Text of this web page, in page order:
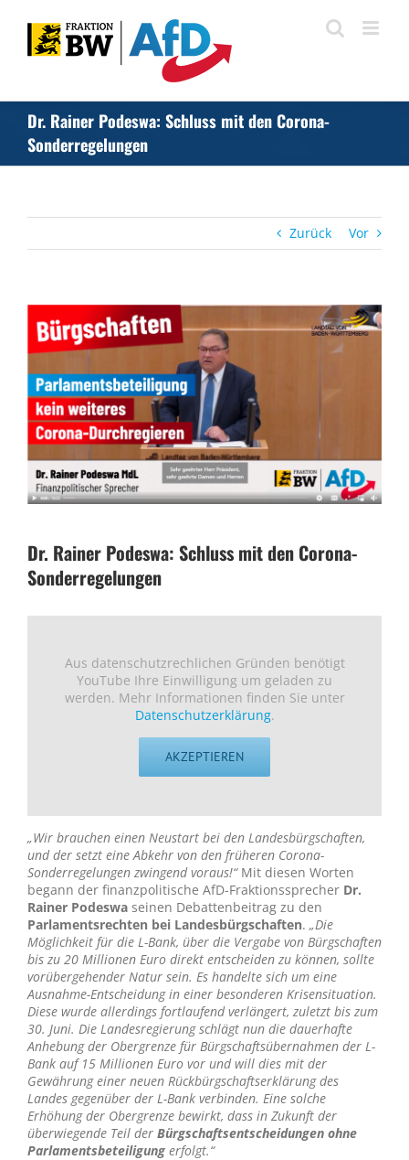
Inhalt
springen
Dr. Rainer Podeswa: Schluss mit den Corona-
Sonderregelungen
Zurück Vor
grösseres
Bild
Dr. Rainer Podeswa: Schluss mit den Corona-
Sonderregelungen
Aus datenschutzrechlichen Gründen benötigt
YouTube Ihre Einwilligung um geladen zu
werden. Mehr Informationen finden Sie unter
Datenschutzerklärung.
AKZEPTIEREN
„Wir brauchen einen Neustart bei den Landesbürgschaften,
und der setzt eine Abkehr von den früheren Corona-
Sonderregelungen zwingend voraus!“Mit diesen Worten
begann der finanzpolitische AfD-Fraktionssprecher Dr.
Rainer Podeswa seinen Debattenbeitrag zu den
Parlamentsrechten bei Landesbürgschaften. „Die
Möglichkeit für die L-Bank, über die Vergabe von Bürgschaften
bis zu 20 Millionen Euro direkt entscheiden zu können, sollte
vorübergehender Natur sein. Es handelte sich um eine
Ausnahme-Entscheidung in einer besonderen Krisensituation.
Diese wurde allerdings fortlaufend verlängert, zuletzt bis zum
30. Juni. Die Landesregierung schlägt nun die dauerhafte
Anhebung der Obergrenze für Bürgschaftsübernahmen der L-
Bank auf 15 Millionen Euro vor und will dies mit der
Gewährung einer neuen Rückbürgschaftserklärung des
Landes gegenüber der L-Bank verbinden. Eine solche
Erhöhung der Obergrenze bewirkt, dass in Zukunft der
überwiegende Teil der Bürgschaftsentscheidungen ohne
Parlamentsbeteiligung erfolgt.“